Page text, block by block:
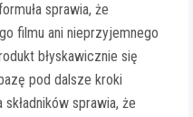
sprawia, że
filmu ani nieprzyjemnego
błyskawicznie się
pod dalsze kroki
sprawia, że